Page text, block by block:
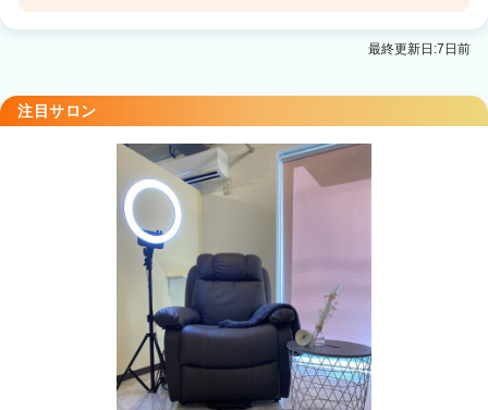
KAULA by ECLART 飯能店 （カウラバイエクラー
最終更新日:7日前
注目サロン